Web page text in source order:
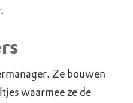
Ze bouwen
waarmee ze de